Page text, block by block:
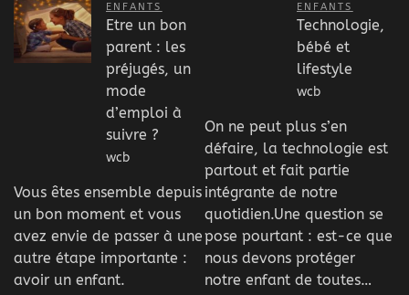
ENFANTS
Etre un bon
parent : les
préjugés, un
mode
d’emploi à
suivre ?
wcb
Vous êtes ensemble depuis
un bon moment et vous
avez envie de passer à une
autre étape importante :
avoir un enfant.
ENFANTS
Technologie,
bébé et
lifestyle
wcb
On ne peut plus s’en
défaire, la technologie est
partout et fait partie
intégrante de notre
quotidien.Une question se
pose pourtant : est-ce que
nous devons protéger
notre enfant de toutes…